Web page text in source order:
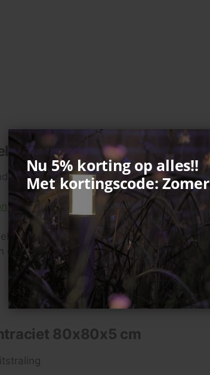
Nu 5% korting op alles!!
Met kortingscode: Zomer
is verkrijgbaar in 5 kleuren
kleuren ook populair:
geziene maat in de Nederlandse tuinen.
ook favoriet:
80x80x5 cm